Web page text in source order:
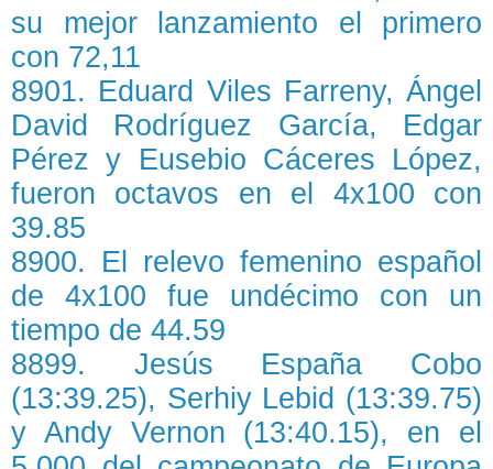
su mejor lanzamiento el primero
con 72,11
8901. Eduard Viles Farreny, Ángel
David Rodríguez García, Edgar
Pérez y Eusebio Cáceres López,
fueron octavos en el 4x100 con
39.85
8900. El relevo femenino español
de 4x100 fue undécimo con un
tiempo de 44.59
8899. Jesús España Cobo
(13:39.25), Serhiy Lebid (13:39.75)
y Andy Vernon (13:40.15), en el